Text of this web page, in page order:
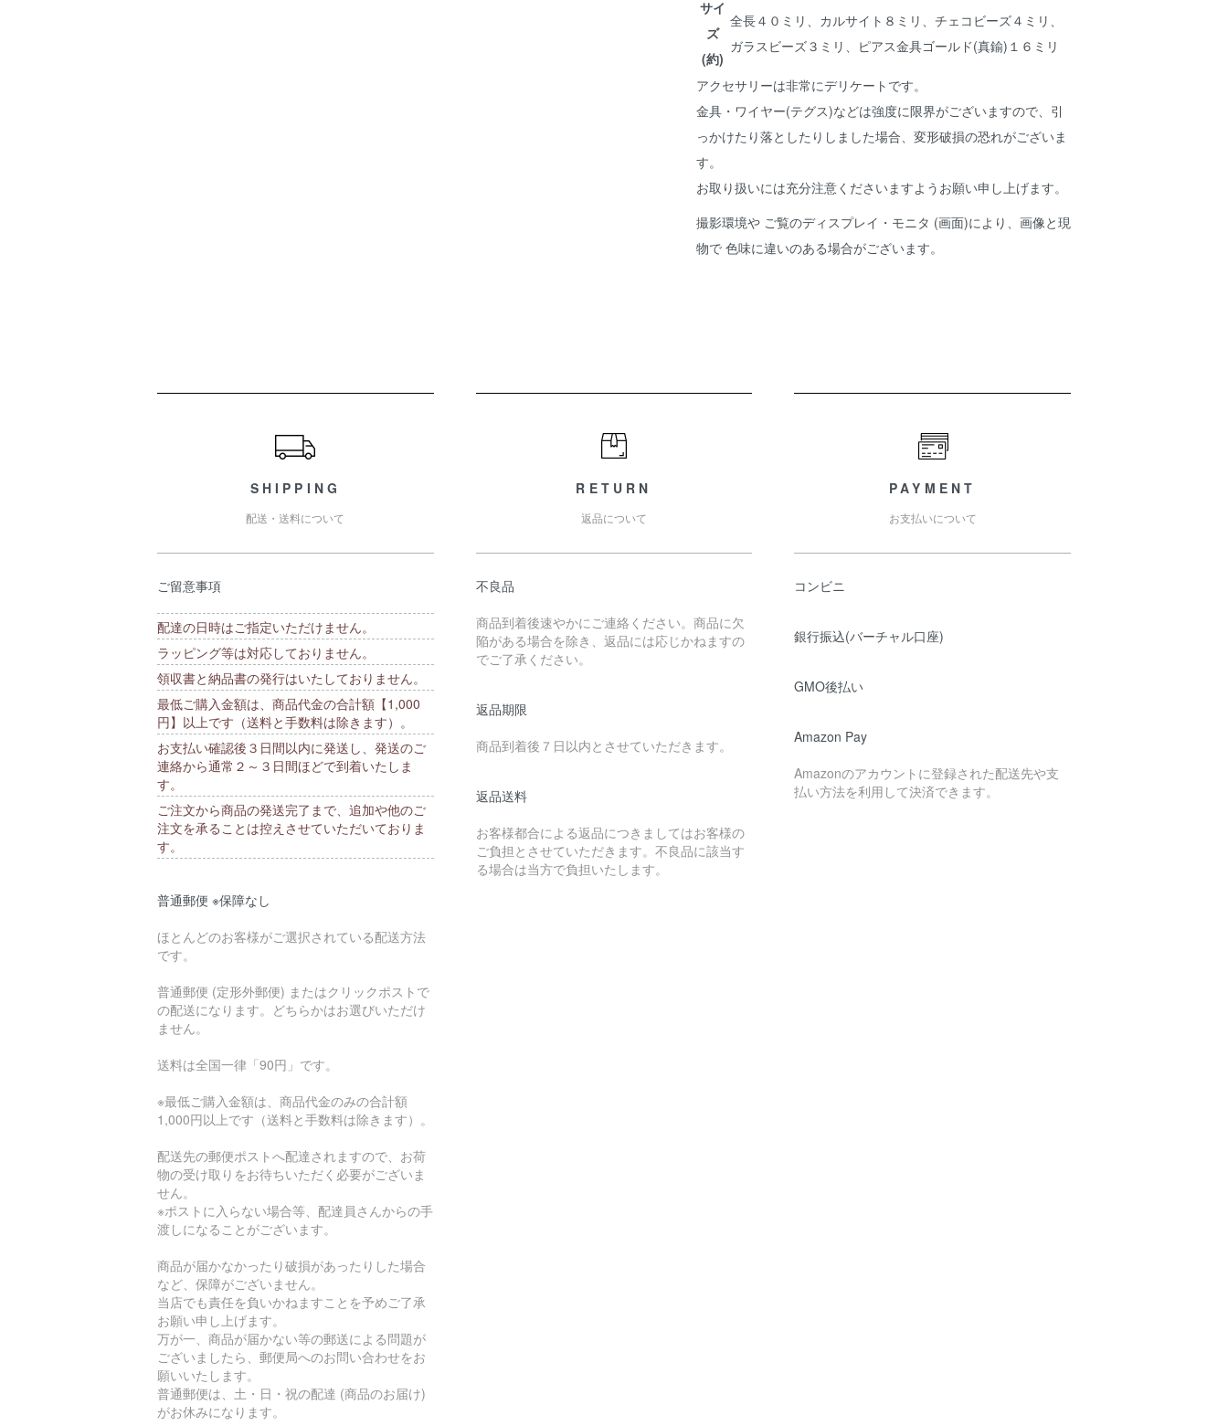
サイ
ズ
(約)
全長４０ミリ、カルサイト８ミリ、チェコビーズ４ミリ、
ガラスビーズ３ミリ、ピアス金具ゴールド(真鍮)１６ミリ
アクセサリーは非常にデリケートです。
金具・ワイヤー(テグス)などは強度に限界がございますので、引
っかけたり落としたりしました場合、変形破損の恐れがございま
す。
お取り扱いには充分注意くださいますようお願い申し上げます。
撮影環境や ご覧のディスプレイ・モニタ (画面)により、画像と現
物で 色味に違いのある場合がございます。
SHIPPING
配送・送料について
ご留意事項
配達の日時はご指定いただけません。
ラッピング等は対応しておりません。
領収書と納品書の発行はいたしておりません。
最低ご購入金額は、商品代金の合計額【1,000
円】以上です（送料と手数料は除きます）。
お支払い確認後３日間以内に発送し、発送のご
連絡から通常２～３日間ほどで到着いたしま
す。
ご注文から商品の発送完了まで、追加や他のご
注文を承ることは控えさせていただいておりま
す。
普通郵便 ※保障なし
ほとんどのお客様がご選択されている配送方法
です。
普通郵便 (定形外郵便) またはクリックポストで
の配送になります。どちらかはお選びいただけ
ません。
送料は全国一律「90円」です。
※最低ご購入金額は、商品代金のみの合計額
1,000円以上です（送料と手数料は除きます）。
配送先の郵便ポストへ配達されますので、お荷
物の受け取りをお待ちいただく必要がございま
せん。
※ポストに入らない場合等、配達員さんからの手
渡しになることがございます。
商品が届かなかったり破損があったりした場合
など、保障がございません。
当店でも責任を負いかねますことを予めご了承
お願い申し上げます。
万が一、商品が届かない等の郵送による問題が
ございましたら、郵便局へのお問い合わせをお
願いいたします。
普通郵便は、土・日・祝の配達 (商品のお届け)
がお休みになります。
RETURN
返品について
不良品
商品到着後速やかにご連絡ください。商品に欠
陥がある場合を除き、返品には応じかねますの
でご了承ください。
返品期限
商品到着後７日以内とさせていただきます。
返品送料
お客様都合による返品につきましてはお客様の
ご負担とさせていただきます。不良品に該当す
る場合は当方で負担いたします。
PAYMENT
お支払いについて
コンビニ
銀行振込(バーチャル口座)
GMO後払い
Amazon Pay
Amazonのアカウントに登録された配送先や支
払い方法を利用して決済できます。